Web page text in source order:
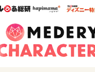
ウレぴあ総研ハピママ*